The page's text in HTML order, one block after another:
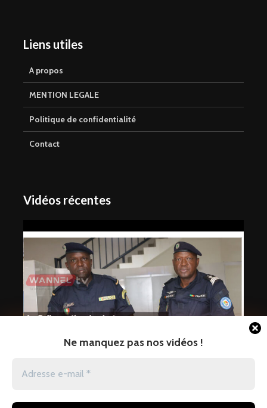
Ne manquez pas nos vidéos !
Liens utiles
A propos
MENTION LEGALE
Politique de confidentialité
Contact
Vidéos récentes
La Police nationale alerte sur une
vague